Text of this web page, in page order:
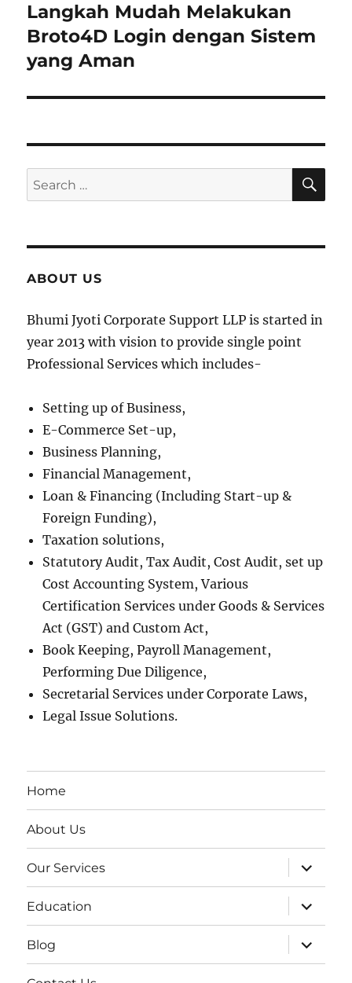
Next
post:
Langkah Mudah Melakukan
Broto4D Login dengan Sistem
yang Aman
Search
for:
ABOUT US
Bhumi Jyoti Corporate Support LLP is started in
year 2013 with vision to provide single point
Professional Services which includes-
Setting up of Business,
E-Commerce Set-up,
Business Planning,
Financial Management,
Loan & Financing (Including Start-up &
Foreign Funding),
Taxation solutions,
Statutory Audit, Tax Audit, Cost Audit, set up
Cost Accounting System, Various
Certification Services under Goods & Services
Act (GST) and Custom Act,
Book Keeping, Payroll Management,
Performing Due Diligence,
Secretarial Services under Corporate Laws,
Legal Issue Solutions.
Home
About Us
Our Services
expand
child
menu
Education
expand
child
menu
Blog
expand
child
menu